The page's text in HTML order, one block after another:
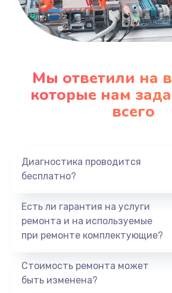
Мы ответили на
которые нам
всего
Диагностика проводится
бесплатно?
Есть ли гарантия на услуги
ремонта и на используемые
при ремонте комплектующие?
Стоимость ремонта может
быть изменена?